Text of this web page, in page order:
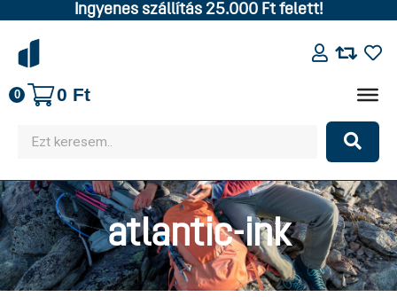
Ingyenes szállítás 25.000 Ft felett!
0 0 Ft
atlantic-ink